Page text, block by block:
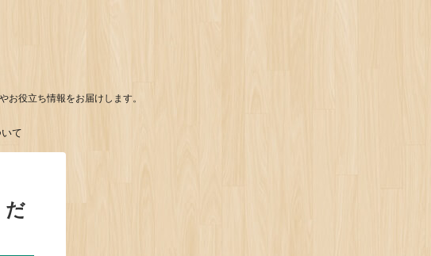
役立ち情報をお届けします。
て
だ